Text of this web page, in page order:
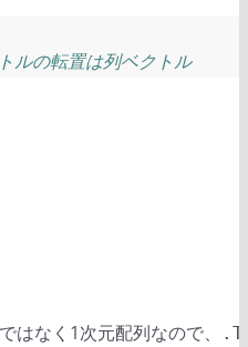
ルの転置は列ベクトル
はなく1次元配列なので、 .T